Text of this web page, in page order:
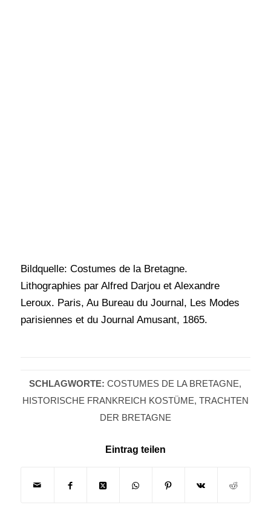
Bildquelle: Costumes de la Bretagne.
Lithographies par Alfred Darjou et Alexandre
Leroux. Paris, Au Bureau du Journal, Les Modes
parisiennes et du Journal Amusant, 1865.
SCHLAGWORTE: COSTUMES DE LA BRETAGNE,
HISTORISCHE FRANKREICH KOSTÜME, TRACHTEN
DER BRETAGNE
Eintrag teilen